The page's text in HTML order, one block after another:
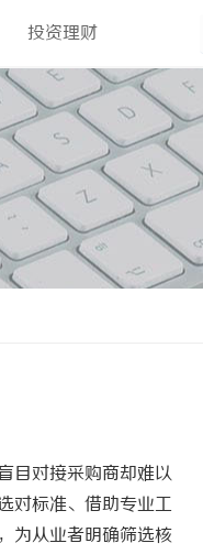
投资理财
目对接采购商却难以
对标准、借助专业工
为从业者明确筛选核